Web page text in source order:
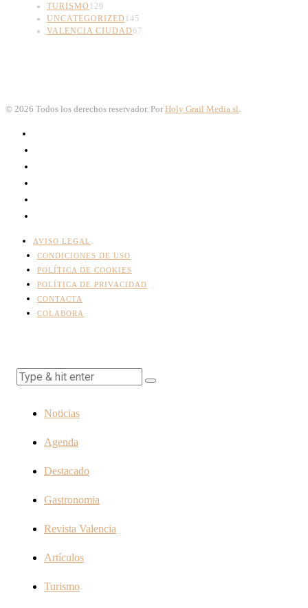
TURISMO 129
UNCATEGORIZED 145
VALENCIA CIUDAD67
© 2026 Todos los derechos reservador. Por Holy Grail Media sl
AVISO LEGAL
CONDICIONES DE USO
POLÍTICA DE COOKIES
POLÍTICA DE PRIVACIDAD
CONTACTA
COLABORA
Noticias
Agenda
Destacado
Gastronomia
Revista Valencia
Artículos
Turismo